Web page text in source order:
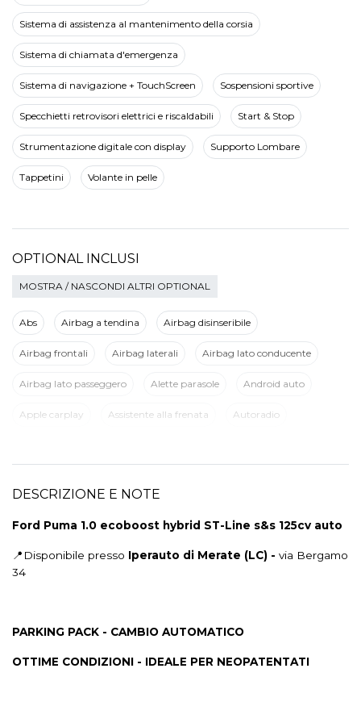
Sistema di assistenza al mantenimento della corsia
Sistema di chiamata d'emergenza
Sistema di navigazione + TouchScreen Sospensioni sportive
Specchietti retrovisori elettrici e riscaldabili Start & Stop
Strumentazione digitale con display Supporto Lombare
Tappetini Volante in pelle
OPTIONAL INCLUSI
MOSTRA / NASCONDI ALTRI OPTIONAL
Abs Airbag a tendina Airbag disinseribile
Airbag frontali Airbag laterali Airbag lato conducente
Airbag lato passeggero Alette parasole Android auto
Apple carplay Assistente alla frenata Autoradio
Cerchi in lega da 17
Chiusura centralizzata con telecomando Cinture di sicurezza
Climatizzatore automatico Comandi vocali
DESCRIZIONE E NOTE
Ford Puma 1.0 ecoboost hybrid ST-Line s&s 125cv auto
📍Disponibile presso Iperauto di Merate (LC) - via Bergamo
34
PARKING PACK - CAMBIO AUTOMATICO
OTTIME CONDIZIONI - IDEALE PER NEOPATENTATI